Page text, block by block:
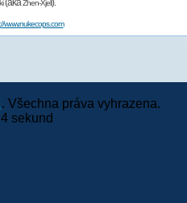
(akaZhen-Xjell).
www.nukecops.com
. Všechna práva vyhrazena.
sekund